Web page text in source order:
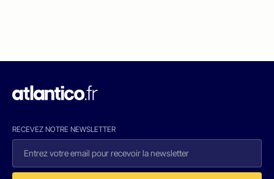
RECEVEZ NOTRE NEWSLETTER